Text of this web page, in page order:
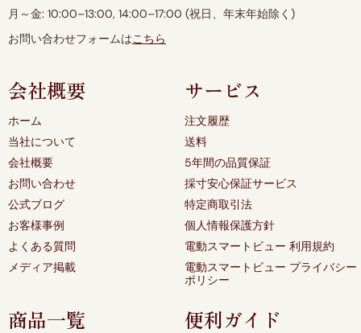
会社概要
ホーム
当社について
会社概要
お問い合わせ
公式ブログ
お客様事例
よくある質問
メディア掲載
サービス
注文履歴
送料
5年間の品質保証
採寸安心保証サービス
特定商取引法
個人情報保護方針
電動スマートビュー 利用規約
電動スマートビュー プライバシー
ポリシー
商品一覧 便利ガイド
月～金: 10:00–13:00, 14:00–17:00 (祝日、年末年始除く)
お問い合わせフォームはこちら